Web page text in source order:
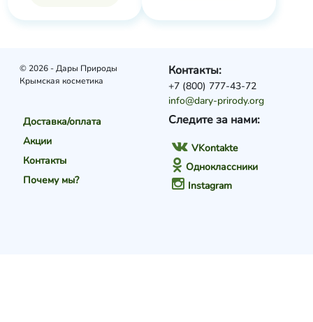
© 2026 - Дары Природы
Крымская косметика
Доставка/оплата
Акции
Контакты
Почему мы?
Следите за нами:
VKontakte
Одноклассники
Instagram
Контакты:
+7 (800) 777-43-72
info@dary-prirody.org